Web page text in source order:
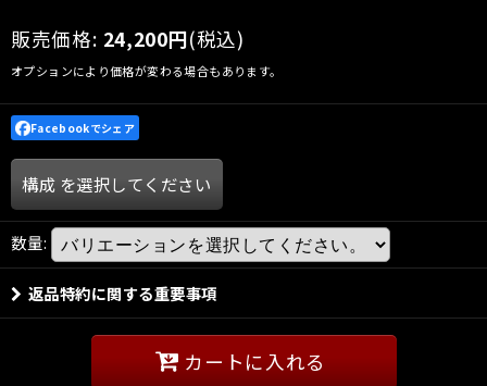
販売価格: 24,200円(税込)
オプションにより価格が変わる場合もあります。
Facebookでシェア
構成 を選択してください
数量:
返品特約に関する重要事項
カートに入れる